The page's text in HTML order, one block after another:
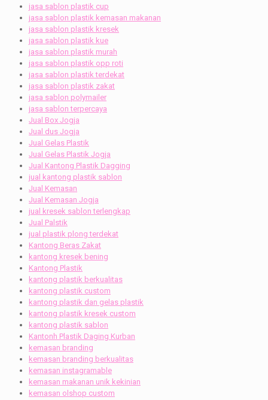
jasa sablon plastik cup
jasa sablon plastik kemasan makanan
jasa sablon plastik kresek
jasa sablon plastik kue
jasa sablon plastik murah
jasa sablon plastik opp roti
jasa sablon plastik terdekat
jasa sablon plastik zakat
jasa sablon polymailer
jasa sablon terpercaya
Jual Box Jogja
Jual dus Jogja
Jual Gelas Plastik
Jual Gelas Plastik Jogja
Jual Kantong Plastik Dagging
jual kantong plastik sablon
Jual Kemasan
Jual Kemasan Jogja
jual kresek sablon terlengkap
Jual Palstik
jual plastik plong terdekat
Kantong Beras Zakat
kantong kresek bening
Kantong Plastik
kantong plastik berkualitas
kantong plastik custom
kantong plastik dan gelas plastik
kantong plastik kresek custom
kantong plastik sablon
Kantonh Plastik Daging Kurban
kemasan branding
kemasan branding berkualitas
kemasan instagramable
kemasan makanan unik kekinian
kemasan olshop custom